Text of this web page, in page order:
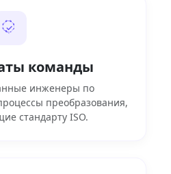
команды
инженеры по
преобразования,
стандарту ISO.